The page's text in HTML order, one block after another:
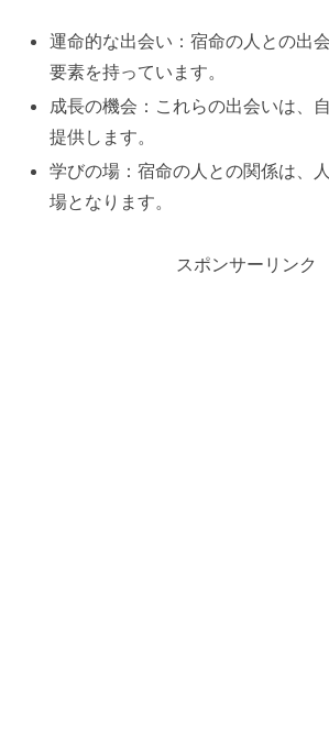
運命的な出会い：宿命の人との出
要素を持っています。
成長の機会：これらの出会いは、
提供します。
学びの場：宿命の人との関係は、
場となります。
スポンサーリンク